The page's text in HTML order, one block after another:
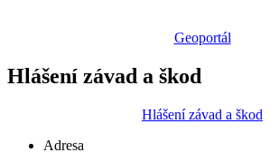
Geoportál
Hlášení závad a škod
Hlášení závad a škod
Adresa